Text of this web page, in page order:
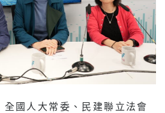
全國人大常委、民建聯立法會